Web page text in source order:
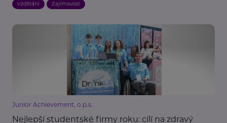
Vzdělání Zajímavost
Junior Achievement, o.p.s.
Nejlepší studentské firmy roku: cílí na zdravý